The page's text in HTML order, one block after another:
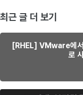
최근 글 더 보기
[RHEL] VMware에서
로